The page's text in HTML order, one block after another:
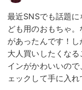
最近SNSでも話題
ども用のおもちゃ
があったんです！
大人買いしたくな
インがかわいいの
ェックして手に入れ